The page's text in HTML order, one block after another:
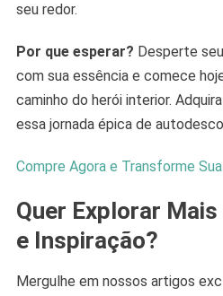
seu redor.
Por que esperar? Desperte
com sua essência e comece
caminho do herói interior.
essa jornada épica de
Compre Agora e Transforme
Quer Explorar
e Inspiração?
Mergulhe em nossos artigos